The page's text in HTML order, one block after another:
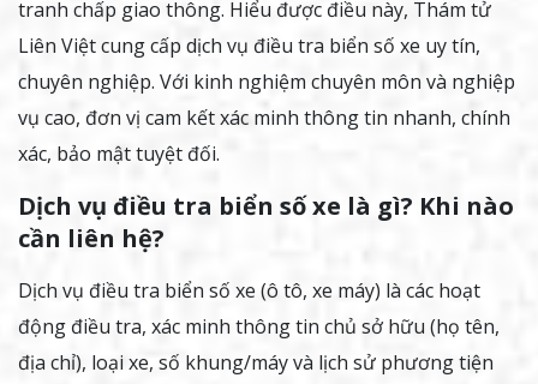
tranh chấp giao thông. Hiểu được điều này, Thám tử
Liên Việt cung cấp dịch vụ điều tra biển số xe uy tín,
chuyên nghiệp. Với kinh nghiệm chuyên môn và nghiệp
vụ cao, đơn vị cam kết xác minh thông tin nhanh, chính
xác, bảo mật tuyệt đối.
Dịch vụ điều tra biển số xe là gì? Khi nào
cần liên hệ?
Dịch vụ điều tra biển số xe (ô tô, xe máy) là các hoạt
động điều tra, xác minh thông tin chủ sở hữu (họ tên,
địa chỉ), loại xe, số khung/máy và lịch sử phương tiện